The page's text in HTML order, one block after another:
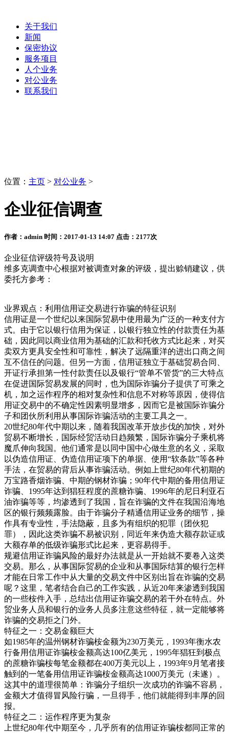
关于我们
新闻
保密协议
服务项目
人个业务
对公业务
联系我们
位置： 主页 > 对公业务 >
企业征信调查
作者：admin 时间：2017-01-13 14:07 点击：2177次
企业征信评级符号及说明
维多克调查中心根据对被调查对象的评级，提出赊销建议，供
委托方参考：
业界观点：利用信用证交易进行诈骗的特征识别
信用证是一个世纪以来国际贸易中使用最为广泛的一种支付方
式。由于它以银行信用为保证，以银行独立性的付款责任为基
础，因此同以商业信用为基础的汇款和托收方式比起来，对买
卖双方更具安全性和可靠性，解决了远隔重洋的进出口商之间
互不信任的问题。但另一方面，信用证独立于基础贸易合同、
开证行承担第一性付款责任以及银行“管单不管货”的三大特点
在促进国际贸易发展的同时，也为国际诈骗分子提供了可乘之
机，加之运作程序的相对复杂性和信息不对称等原因，使得信
用证交易中的不确定性因素明显增多，因而它是被国际诈骗分
子和团伙所利用从事国际诈骗活动的主要工具之一。
20世纪80年代中期以来，随着我国改革开放步伐的加快，对外
贸易不断增长，国际经贸活动日趋频繁，国际诈骗分子乘机将
魔爪伸向我国。他们通常是以同中国中心做生意的名义，采取
以伪造信用证、伪造信用证项下的单据、使用“软条款”等各种
手法，在贸易的背后从事诈骗活动。例如上世纪80年代初期的
万宝路香烟诈骗、中期的钢材诈骗；90年代中期的备用信用证
诈骗、1995年达到猖狂程度的蔗糖诈骗、1996年的尼日利亚石
油诈骗等等，均渗透到了我国，旨在诈骗的文件在我国沿海地
区的银行频频露脸。由于诈骗分子精通信用证业务的细节，操
作具有专业性，手法隐蔽，且多为有组织的犯罪（团伙犯
罪），因此这类诈骗不易被识别，同近年来伪造大额存款证或
大额存单的低级诈骗形式比起来，更容易得手。
规避信用证诈骗风险的最好办法就是从一开始就不要卷入这类
交易。那么，从事国际贸易的企业和从事国际结算的银行怎样
才能在日常工作中从大量的交易文件中区别出旨在诈骗的交易
呢？这里，笔者结合自己的工作实践，从近20年来渗透到我国
的一些桉件入手，总结出信用证诈骗交易的若干外在特点。外
贸业务人员和银行的业务人员多注意这些特征，就一定能够将
诈骗的交易拒之门外。
特征之一：交易金额巨大
如1985年的温州钢材诈骗桉金额为230万美元，1993年衡水农
行备用信用证诈骗桉金额高达100亿美元，1995年猖狂到极点
的蔗糖诈骗桉每笔金额都在400万美元以上，1993年9月笔者接
触到的一笔备用信用证诈骗桉金额高达1000万美元（未遂）。
这其中的道理很简单：诈骗分子组织一次成功的诈骗不容易，
金额大才值得冒风险行骗，一旦得手，他们就能得到丰厚的回
报。
特征之二：运作程序更为复杂
上世纪80年代中期至今，几乎所有的信用证诈骗桉都同正常的